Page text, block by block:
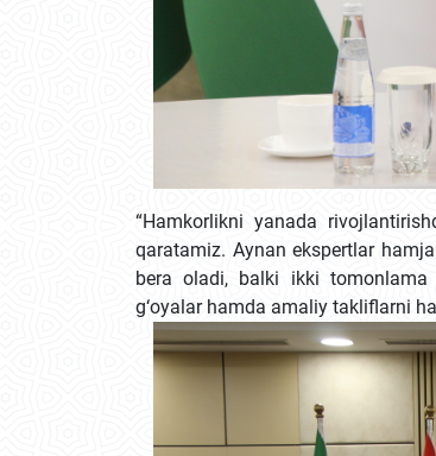
“Hamkorlikni yanada
qaratamiz. Aynan ekspertlar
bera oladi, balki ikki tomonlama
g‘oyalar hamda amaliy takliflarni